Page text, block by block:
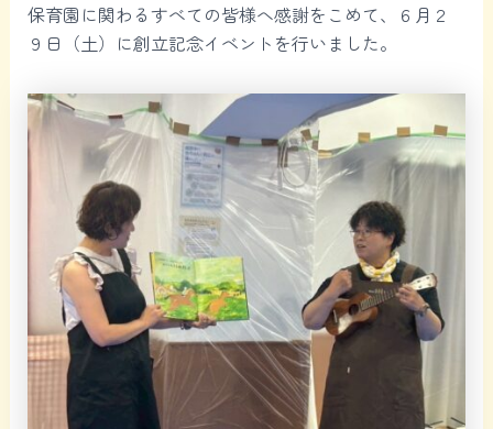
保育園に関わるすべての皆様へ感謝をこめて、６月２
９日（土）に創立記念イベントを行いました。